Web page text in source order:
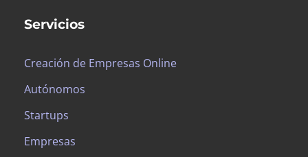
Servicios
Creación de Empresas Online
Autónomos
Startups
Empresas